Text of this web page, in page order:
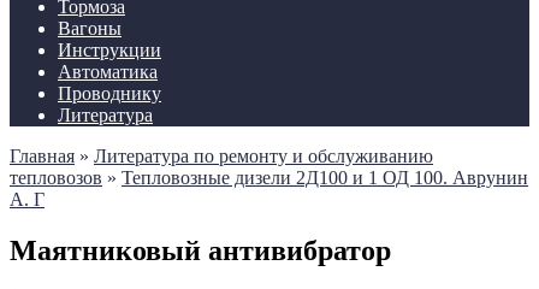
Тормоза
Вагоны
Инструкции
Автоматика
Проводнику
Литература
Главная » Литература по ремонту и обслуживанию
тепловозов » Тепловозные дизели 2Д100 и 1 ОД 100. Аврунин
А. Г
Маятниковый антивибратор